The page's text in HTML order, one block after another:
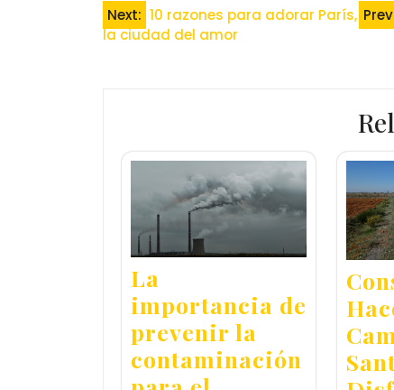
Navegación
Next: 10 razones para adorar París,
la ciudad del amor
La
importancia de
prevenir la
contaminación